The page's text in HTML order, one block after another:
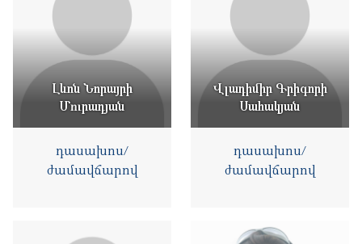
Լևոն Նորայրի
Մուրադյան
դասախոս/
ժամավճարով
Վլադիմիր Գրիգորի
Սահակյան
դասախոս/
ժամավճարով